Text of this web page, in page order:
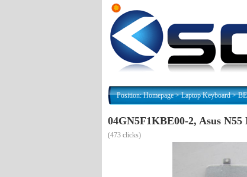
Position:Homepage>Laptop Keyboard>
04GN5F1KBE00-2, Asus
(473 clicks)